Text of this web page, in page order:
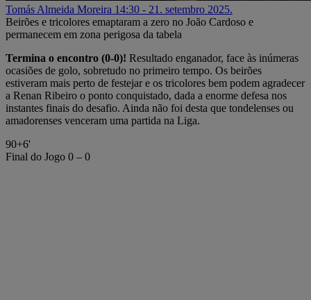
Tomás Almeida Moreira 14:30 - 21. setembro 2025.
Beirões e tricolores emaptaram a zero no João Cardoso e
permanecem em zona perigosa da tabela
Termina o encontro (0-0)! Resultado enganador, face às inúmeras
ocasiões de golo, sobretudo no primeiro tempo. Os beirões
estiveram mais perto de festejar e os tricolores bem podem agradecer
a Renan Ribeiro o ponto conquistado, dada a enorme defesa nos
instantes finais do desafio. Ainda não foi desta que tondelenses ou
amadorenses venceram uma partida na Liga.
90+6'
Final do Jogo 0 – 0